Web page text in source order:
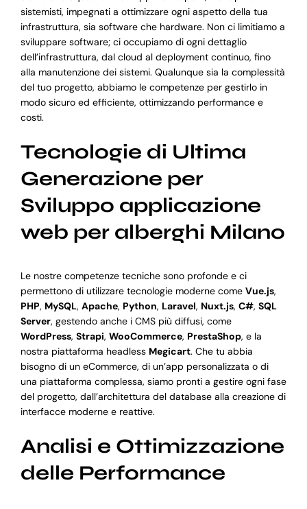
sistemisti, impegnati a ottimizzare ogni aspetto della tua
infrastruttura, sia software che hardware. Non ci limitiamo a
sviluppare software; ci occupiamo di ogni dettaglio
dell’infrastruttura, dal cloud al deployment continuo, fino
alla manutenzione dei sistemi. Qualunque sia la complessità
del tuo progetto, abbiamo le competenze per gestirlo in
modo sicuro ed efficiente, ottimizzando performance e
costi.
Tecnologie di Ultima
Generazione per
Sviluppo applicazione
web per alberghi Milano
Le nostre competenze tecniche sono profonde e ci
permettono di utilizzare tecnologie moderne come Vue.js,
PHP, MySQL, Apache, Python, Laravel, Nuxt.js, C#, SQL
Server, gestendo anche i CMS più diffusi, come
WordPress, Strapi, WooCommerce, PrestaShop, e la
nostra piattaforma headless Megicart. Che tu abbia
bisogno di un eCommerce, di un’app personalizzata o di
una piattaforma complessa, siamo pronti a gestire ogni fase
del progetto, dall’architettura del database alla creazione di
interfacce moderne e reattive.
Analisi e Ottimizzazione
delle Performance